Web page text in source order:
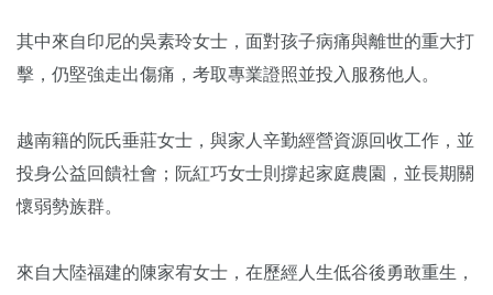
其中來自印尼的吳素玲女士，面對孩子病痛與離世的重大打
擊，仍堅強走出傷痛，考取專業證照並投入服務他人。
越南籍的阮氏垂莊女士，與家人辛勤經營資源回收工作，並
投身公益回饋社會；阮紅巧女士則撐起家庭農園，並長期關
懷弱勢族群。
來自大陸福建的陳家宥女士，在歷經人生低谷後勇敢重生，